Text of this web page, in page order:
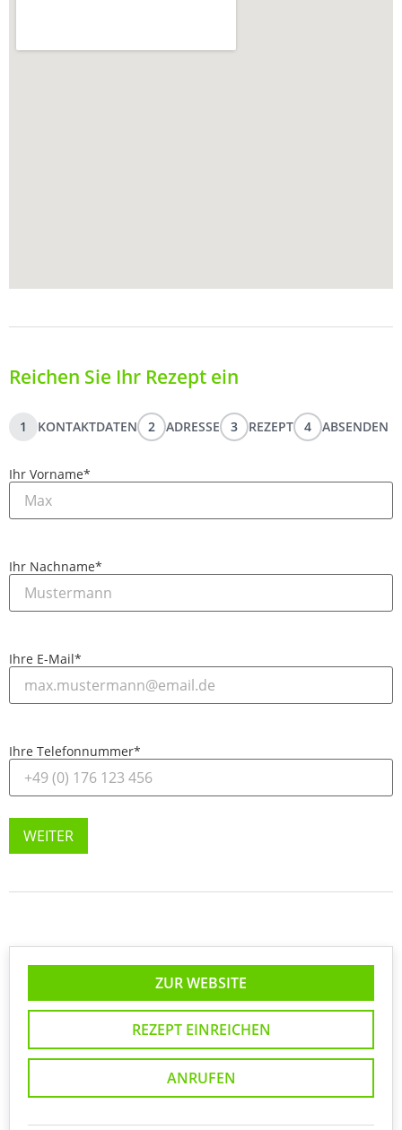
Reichen Sie Ihr Rezept ein
1 KONTAKTDATEN 2 ADRESSE 3 REZEPT 4 ABSENDEN
Ihr Vorname*
Ihr Nachname*
Ihre E-Mail*
Ihre Telefonnummer*
WEITER
ZUR WEBSITE
REZEPT EINREICHEN
ANRUFEN